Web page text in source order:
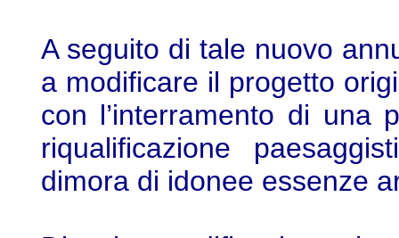
A seguito di tale nuovo
a modificare il progetto
con l’interramento di una
riqualificazione
dimora di idonee essenze